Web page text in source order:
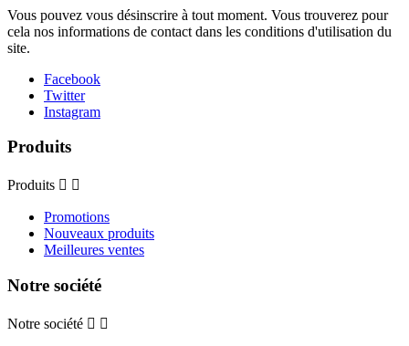
Vous pouvez vous désinscrire à tout moment. Vous trouverez pour
cela nos informations de contact dans les conditions d'utilisation du
site.
Facebook
Twitter
Instagram
Produits
Produits  
Promotions
Nouveaux produits
Meilleures ventes
Notre société
Notre société  